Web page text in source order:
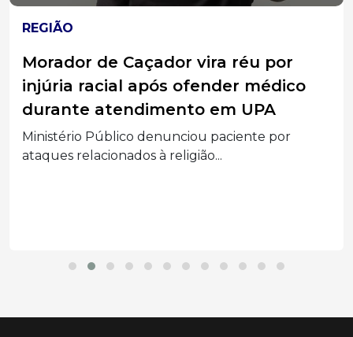
REGIÃO
Morador de Caçador vira réu por
injúria racial após ofender médico
durante atendimento em UPA
Ministério Público denunciou paciente por
ataques relacionados à religião...